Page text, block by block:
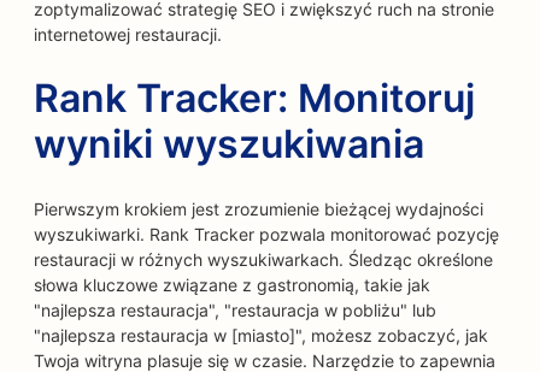
zoptymalizować strategię SEO i zwiększyć ruch na stronie
internetowej restauracji.
Rank Tracker: Monitoruj
wyniki wyszukiwania
Pierwszym krokiem jest zrozumienie bieżącej wydajności
wyszukiwarki. Rank Tracker pozwala monitorować pozycję
restauracji w różnych wyszukiwarkach. Śledząc określone
słowa kluczowe związane z gastronomią, takie jak
"najlepsza restauracja", "restauracja w pobliżu" lub
"najlepsza restauracja w [miasto]", możesz zobaczyć, jak
Twoja witryna plasuje się w czasie. Narzędzie to zapewnia